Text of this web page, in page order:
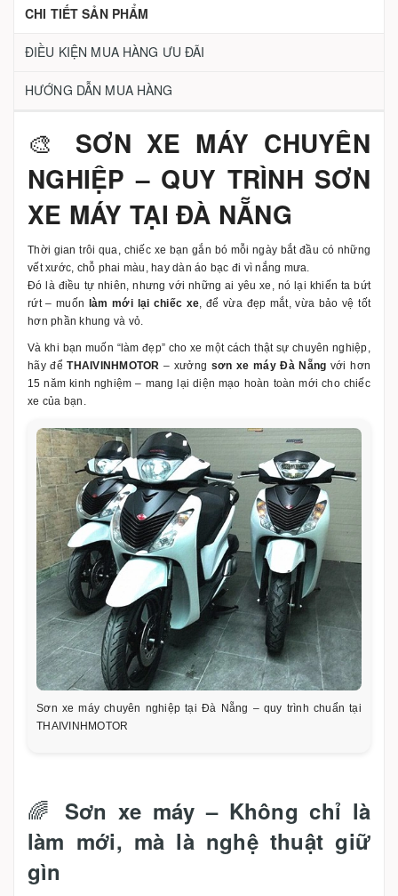
CHI TIẾT SẢN PHẨM
ĐIỀU KIỆN MUA HÀNG ƯU ĐÃI
HƯỚNG DẪN MUA HÀNG
🎨 SƠN XE MÁY CHUYÊN
NGHIỆP – QUY TRÌNH SƠN
XE MÁY TẠI ĐÀ NẴNG
Thời gian trôi qua, chiếc xe bạn gắn bó mỗi ngày bắt đầu có những
vết xước, chỗ phai màu, hay dàn áo bạc đi vì nắng mưa.
Đó là điều tự nhiên, nhưng với những ai yêu xe, nó lại khiến ta bứt
rứt – muốn
làm mới lại chiếc xe, để vừa đẹp mắt, vừa bảo vệ tốt
hơn phần khung và vỏ.
Và khi bạn muốn “làm đẹp” cho xe một cách thật sự chuyên nghiệp,
hãy đểTHAIVINHMOTOR – xưởng sơn xe máy Đà Nẵng với hơn
15 năm kinh nghiệm – mang lại diện mạo hoàn toàn mới cho chiếc
xe của bạn.
Sơn xe máy chuyên nghiệp tại Đà Nẵng – quy trình chuẩn tại
THAIVINHMOTOR
🌈 Sơn xe máy – Không chỉ là
làm mới, mà là nghệ thuật giữ
gìn